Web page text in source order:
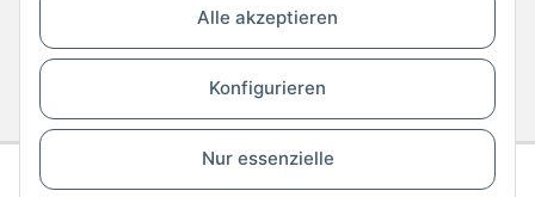
Alle akzeptieren
Konfigurieren
Nur essenzielle
Staffel 1
* Alle Preise inkl. gesetzlicher USt., zzgl.Versand
© Copyright © 2026 www.kartons24.de
BB-Verpackungen GmbH
- Brendelweg 167, 27755 Delmenhorst - Telefon:
+49 (0)4221 42165 30